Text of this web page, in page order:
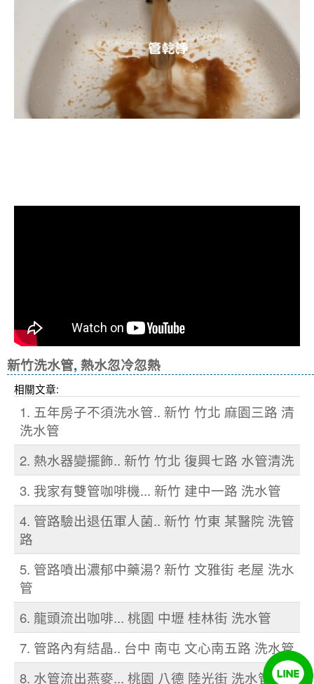
新竹洗水管, 熱水忽冷忽熱
相關文章:
1. 五年房子不須洗水管.. 新竹 竹北 麻園三路 清
洗水管
2. 熱水器變擺飾.. 新竹 竹北 復興七路 水管清洗
3. 我家有雙管咖啡機... 新竹 建中一路 洗水管
4. 管路驗出退伍軍人菌.. 新竹 竹東 某醫院 洗管
路
5. 管路噴出濃郁中藥湯? 新竹 文雅街 老屋 洗水
管
6. 龍頭流出咖啡... 桃園 中壢 桂林街 洗水管
7. 管路內有結晶.. 台中 南屯 文心南五路 洗水管
8. 水管流出燕麥... 桃園 八德 陸光街 洗水管